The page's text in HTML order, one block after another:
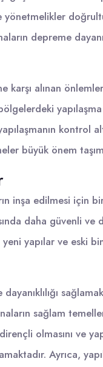
depreme
alınan
kontrol
büyük önem
inşa edilmesi için
daha güvenli ve
yeni yapılar ve eski
dayanıklılığı
sağlam
olmasını ve
Ayrıca,